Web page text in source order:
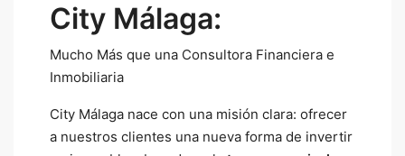
City Málaga:
Mucho Más que una Consultora Financiera e
Inmobiliaria
City Málaga nace con una misión clara: ofrecer
a nuestros clientes una nueva forma de invertir